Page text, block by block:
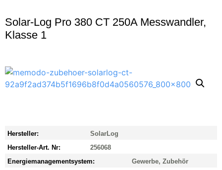
Solar-Log Pro 380 CT 250A Messwandler,
Klasse 1
Hersteller:
SolarLog
Hersteller-Art. Nr:
256068
Energiemanagementsystem:
Gewerbe, Zubehör